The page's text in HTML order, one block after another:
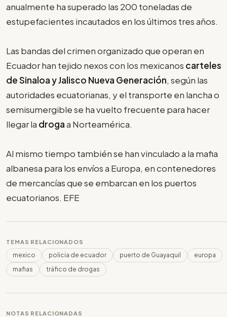
anualmente ha superado las 200 toneladas de
estupefacientes incautados en los últimos tres años.
Las bandas del crimen organizado que operan en
Ecuador han tejido nexos con los mexicanos carteles
de Sinaloa y Jalisco Nueva Generación, según las
autoridades ecuatorianas, y el transporte en lancha o
semisumergible se ha vuelto frecuente para hacer
llegar la drogaa Norteamérica.
Al mismo tiempo también se han vinculado a la mafia
albanesa para los envíos a Europa, en contenedores
de mercancías que se embarcan en los puertos
ecuatorianos. EFE
TEMAS RELACIONADOS
mexico policia de ecuador puerto de Guayaquil
europa
mafias
tráfico de drogas
NOTAS RELACIONADAS